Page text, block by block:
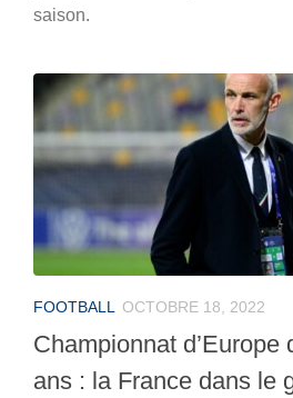
saison.
FOOTBALL OCTOBRE 18, 2022
Championnat d’Europe
ans : la France dans le